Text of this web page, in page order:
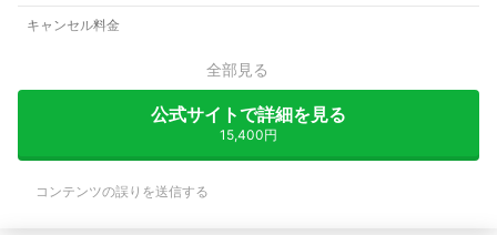
キャンセル料金
全部見る
公式サイトで詳細を見る
15,400円
コンテンツの誤りを送信する